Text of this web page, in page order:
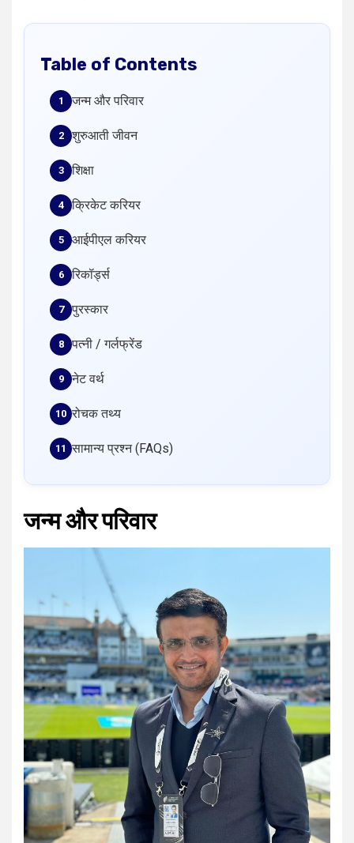
Table of Contents
जन्म और परिवार
शुरुआती जीवन
शिक्षा
क्रिकेट करियर
आईपीएल करियर
रिकॉर्ड्स
पुरस्कार
पत्नी / गर्लफ्रेंड
नेट वर्थ
रोचक तथ्य
सामान्य प्रश्न (FAQs)
जन्म और परिवार